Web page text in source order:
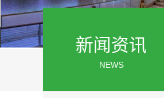
新闻资讯
NEWS